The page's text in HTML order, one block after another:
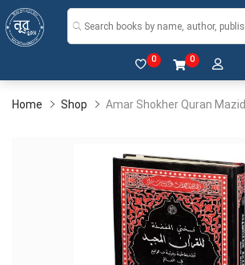
0 0
Home Shop Amar Shokher Quran Mazid